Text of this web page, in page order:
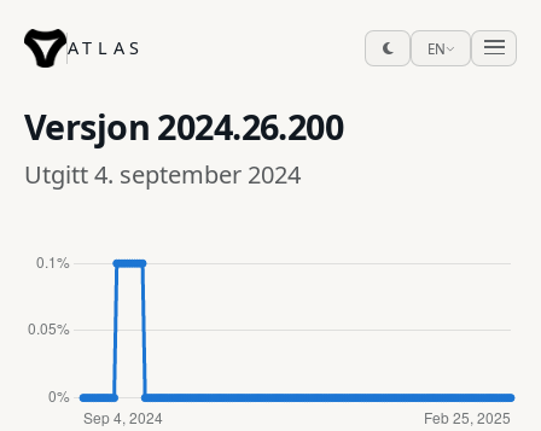
ATLAS EN
Versjon 2024.26.200
Utgitt 4. september 2024